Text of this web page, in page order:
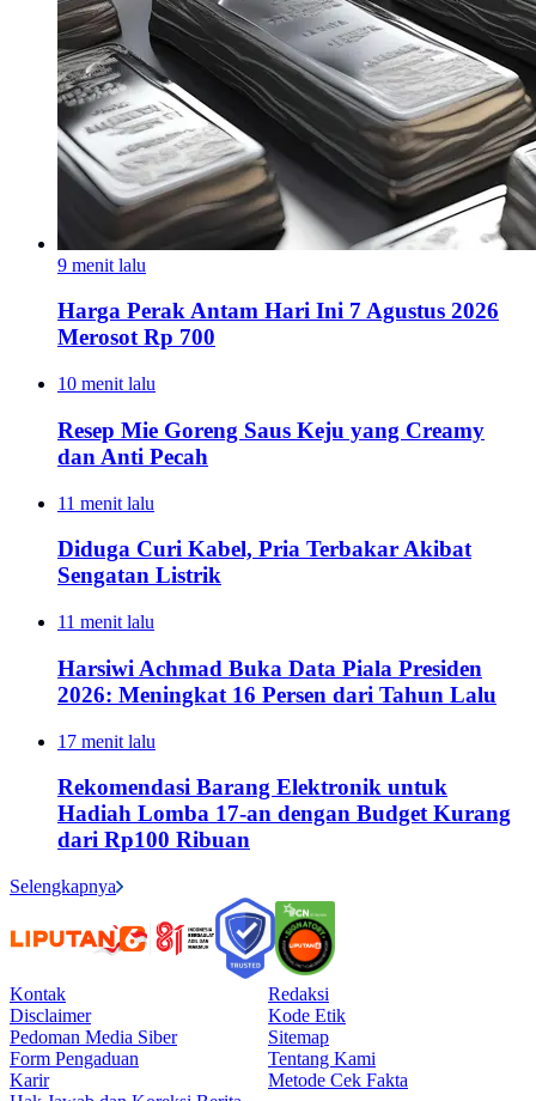
9 menit lalu
Harga Perak Antam Hari Ini 7 Agustus 2026
Merosot Rp 700
10 menit lalu
Resep Mie Goreng Saus Keju yang Creamy
dan Anti Pecah
11 menit lalu
Diduga Curi Kabel, Pria Terbakar Akibat
Sengatan Listrik
11 menit lalu
Harsiwi Achmad Buka Data Piala Presiden
2026: Meningkat 16 Persen dari Tahun Lalu
17 menit lalu
Rekomendasi Barang Elektronik untuk
Hadiah Lomba 17-an dengan Budget Kurang
dari Rp100 Ribuan
Selengkapnya
Kontak
Redaksi
Disclaimer
Kode Etik
Pedoman Media Siber
Sitemap
Form Pengaduan
Tentang Kami
Karir
Metode Cek Fakta